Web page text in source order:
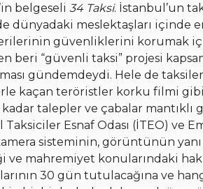
belgeseli 34 Taksi. İstanbul’un
meslektaşları içinde
güvenliklerini korumak
beri “güvenli taksi” projesi
gündemdeydi. Hele de
kaçan teröristler korku filmi
talepler ve çabalar mantıklı
Esnaf Odası (İTEO) ve
sisteminin, görüntünün yanı
mahremiyet konularındaki
30 gün tutulacağına ve